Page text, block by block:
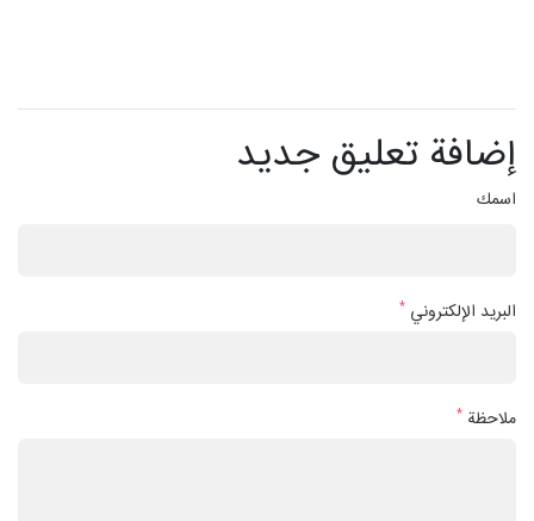
إضافة تعليق جديد
اسمك
البريد الإلكتروني *
ملاحظة *